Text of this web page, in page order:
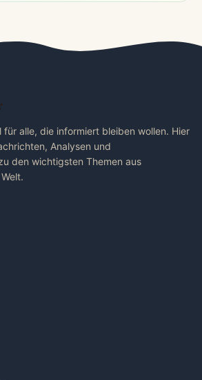
für alle, die informiert bleiben wollen. Hier
Analysen und
den wichtigsten Themen aus